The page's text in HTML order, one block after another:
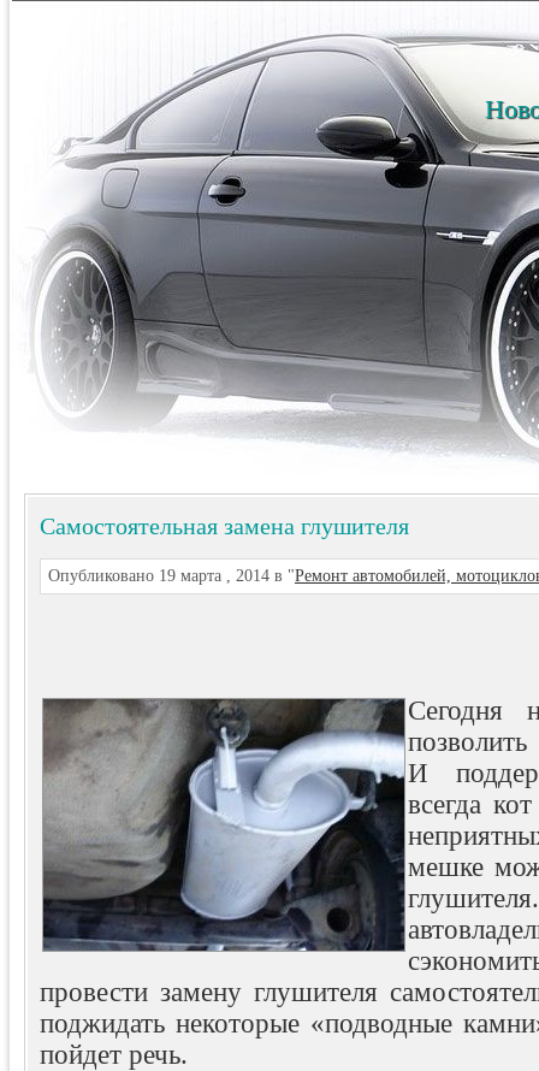
Самостоятельная замена глушителя
Опубликовано 19 марта , 2014 в "Ремонт автомобилей,
Сегодня
И
всегда
мешке
провести замену глушителя
поджидать некоторые «подводные
пойдет речь.